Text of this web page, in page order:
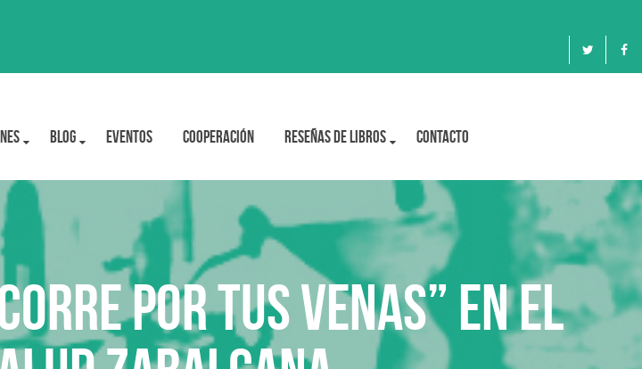
BLOG Eventos Cooperación Reseñas de libros Contacto
por tus venas” en el